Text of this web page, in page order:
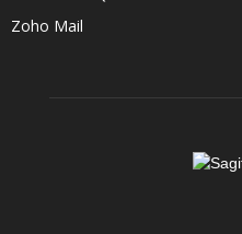
Zoho Mail